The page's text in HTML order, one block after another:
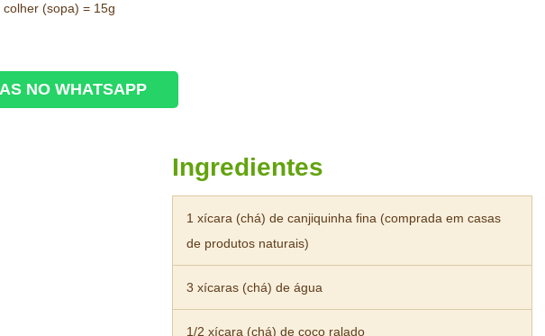
(sopa) = 15g
NO WHATSAPP
Ingredientes
1 xícara (chá) de canjiquinha fina (comprada em casas
de produtos naturais)
3 xícaras (chá) de água
1/2 xícara (chá) de coco ralado